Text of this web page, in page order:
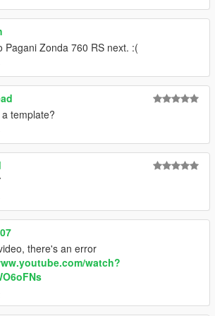
Pagani Zonda 760 RS next. :(
template?
there's an error
watch?